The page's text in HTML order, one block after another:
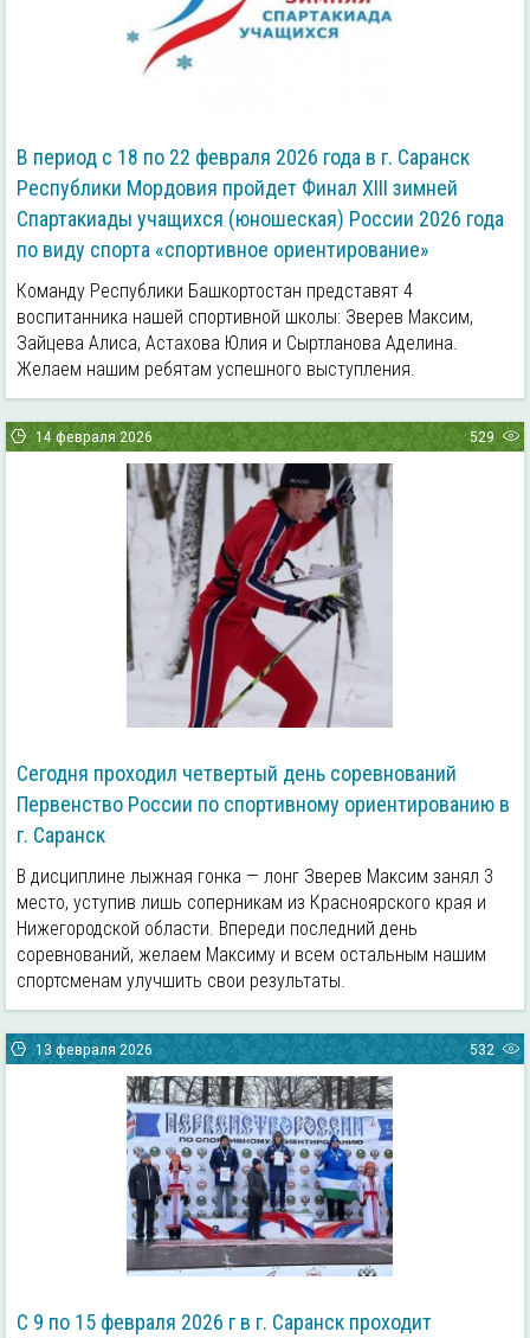
В период с 18 по 22 февраля 2026 года в г. Саранск
Республики Мордовия пройдет Финал ХIII зимней
Спартакиады учащихся (юношеская) России 2026 года
по виду спорта «спортивное ориентирование»
Команду Республики Башкортостан представят 4
воспитанника нашей спортивной школы: Зверев Максим,
Зайцева Алиса, Астахова Юлия и Сыртланова Аделина.
Желаем нашим ребятам успешного выступления.
14 февраля 2026 529
Сегодня проходил четвертый день соревнований
Первенство России по спортивному ориентированию в
г. Саранск
В дисциплине лыжная гонка — лонг Зверев Максим занял 3
место, уступив лишь соперникам из Красноярского края и
Нижегородской области. Впереди последний день
соревнований, желаем Максиму и всем остальным нашим
спортсменам улучшить свои результаты.
13 февраля 2026 532
С 9 по 15 февраля 2026 г в г. Саранск проходит